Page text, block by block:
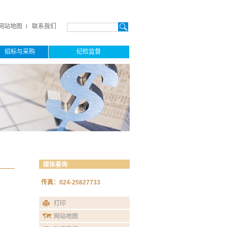
站地图 联系我们
招标与采购 纪检监督
媒体垂询
传真：024-25827733
打印
网站地图